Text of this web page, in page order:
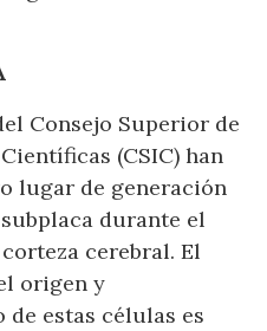
Consejo Superior de
(CSIC) han
lugar de generación
durante el
cerebral. El
origen y
estas células es